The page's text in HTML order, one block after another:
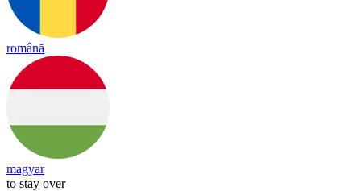
română
magyar
to stay over